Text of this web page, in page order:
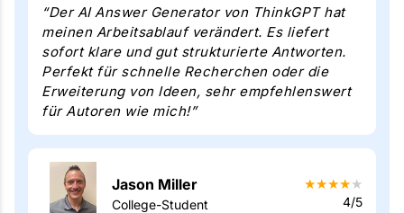
“Der AI Answer Generator von ThinkGPT hat
meinen Arbeitsablauf verändert. Es liefert
sofort klare und gut strukturierte Antworten.
Perfekt für schnelle Recherchen oder die
Erweiterung von Ideen, sehr empfehlenswert
für Autoren wie mich!”
Jason Miller
College-Student
★★★★★
4/5